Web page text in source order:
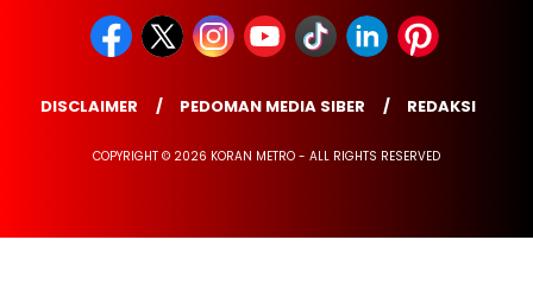
DISCLAIMER PEDOMAN MEDIA SIBER REDAKSI
COPYRIGHT © 2026 KORAN METRO - ALL RIGHTS RESERVED